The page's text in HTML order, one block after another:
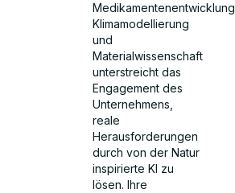
Medikamentenentwicklung,
Klimamodellierung
und
Materialwissenschaft
unterstreicht das
Engagement des
Unternehmens,
reale
Herausforderungen
durch von der Natur
inspirierte KI zu
lösen. Ihre